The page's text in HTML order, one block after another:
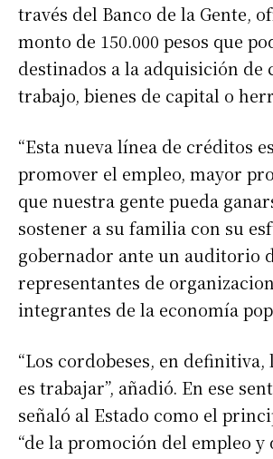
través del Banco de la Gente,
monto de 150.000 pesos que
destinados a la adquisición de
trabajo, bienes de capital o
“Esta nueva línea de créditos
promover el empleo, mayor
que nuestra gente pueda
sostener a su familia con su
gobernador ante un auditorio
representantes de
integrantes de la economía
“Los cordobeses, en
es trabajar”, añadió. En ese
señaló al Estado como el
“de la promoción del empleo y